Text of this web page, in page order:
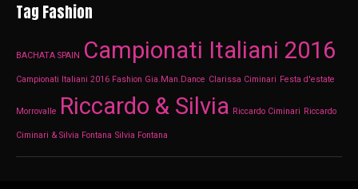
Tag Fashion
BACHATA SPAIN Campionati Italiani 2016
Campionati Italiani 2016 Fashion Gia.Man.Dance Clarissa Ciminari Festa d'estate
Morrovalle Riccardo & Silvia Riccardo Ciminari Riccardo
Ciminari & Silvia Fontana Silvia Fontana